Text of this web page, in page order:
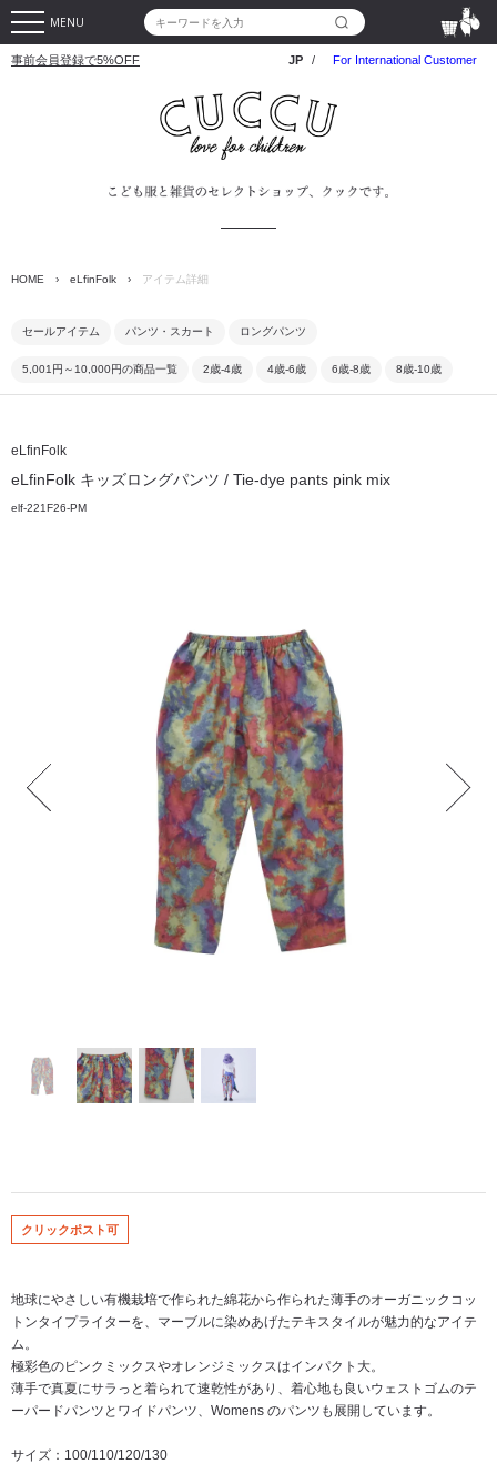
MENU
事前会員登録で5%OFF JP / For International Customer
HOME › eLfinFolk › アイテム詳細
セールアイテム パンツ・スカート ロングパンツ
5,001円～10,000円の商品一覧 2歳-4歳 4歳-6歳 6歳-8歳 8歳-10歳
eLfinFolk
eLfinFolk キッズロングパンツ / Tie-dye pants pink mix
elf-221F26-PM
クリックポスト可
地球にやさしい有機栽培で作られた綿花から作られた薄手のオーガニックコッ
トンタイプライターを、マーブルに染めあげたテキスタイルが魅力的なアイテ
ム。
極彩色のピンクミックスやオレンジミックスはインパクト大。
薄手で真夏にサラっと着られて速乾性があり、着心地も良いウェストゴムのテ
ーパードパンツとワイドパンツ、Womens のパンツも展開しています。
サイズ：100/110/120/130